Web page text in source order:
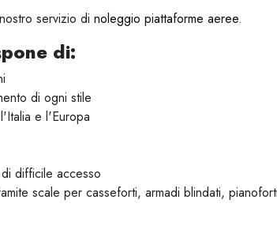
servizio di noleggio piattaforme aeree.
di:
di ogni stile
e l'Europa
difficile accesso
scale per casseforti, armadi blindati,